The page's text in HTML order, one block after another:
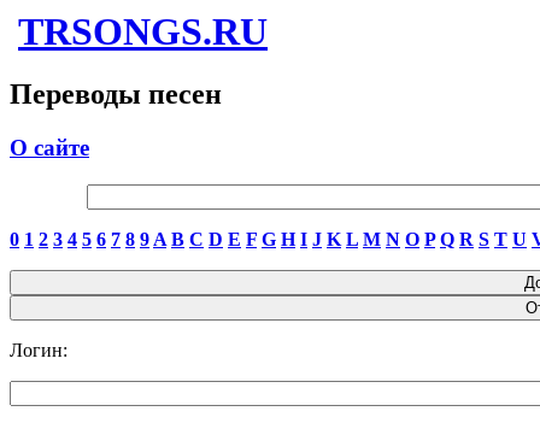
TRSONGS.RU
Переводы песен
О сайте
0 1 2 3 4 5 6 7 8 9 A B C D E F G H I J K L M N O P Q R S T U
Логин: